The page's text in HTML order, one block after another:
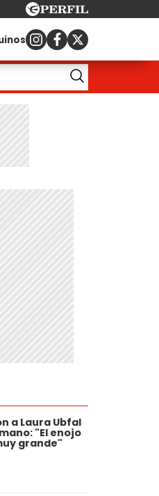
a Laura Ubfal
"El enojo
grande"